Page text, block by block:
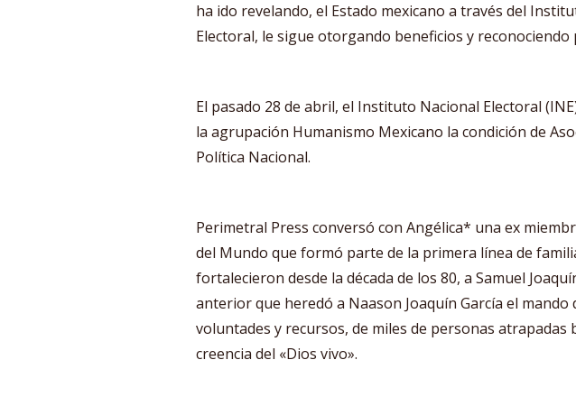
ha ido revelando, el Estado mexicano a través del
Electoral, le sigue otorgando beneficios y reconociendo
El pasado 28 de abril, el Instituto Nacional Electoral
la agrupación Humanismo Mexicano la condición de
Política Nacional.
Perimetral Press conversó con Angélica* una ex
del Mundo que formó parte de la primera línea de
fortalecieron desde la década de los 80, a Samuel
anterior que heredó a Naason Joaquín García el mando
voluntades y recursos, de miles de personas atrapadas
creencia del «Dios vivo».